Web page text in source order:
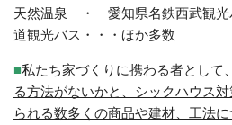
天然温泉 ・ 愛知県名鉄西武観
道観光バス・・・ほか多数
■私たち家づくりに携わる者として
る方法がないかと、シックハウス
られる数多くの商品や建材、工法に